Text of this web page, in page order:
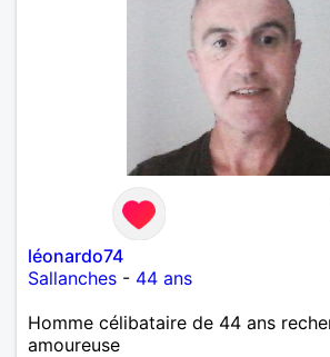
léonardo74
Sallanches - 44 ans
Homme célibataire de 44 ans
amoureuse